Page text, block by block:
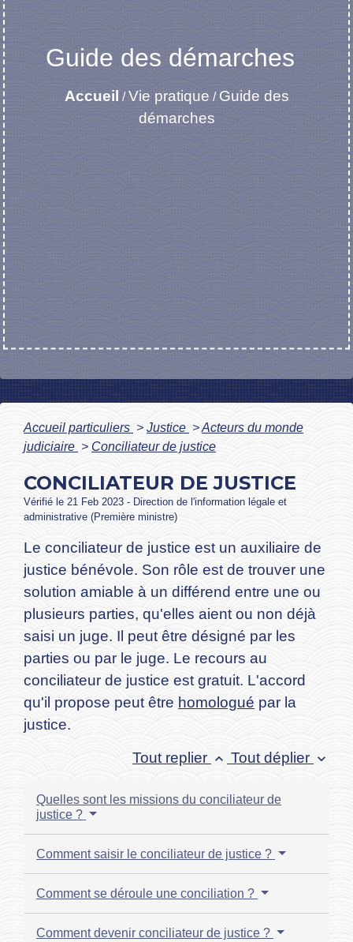
Guide des démarches
Accueil /Vie pratique / Guide des
démarches
Accueil particuliers > Justice >Acteurs du monde
judiciaire > Conciliateur de justice
CONCILIATEUR DE JUSTICE
Vérifié le 21 Feb 2023 - Direction de l'information légale et
administrative (Première ministre)
Le conciliateur de justice est un auxiliaire de
justice bénévole. Son rôle est de trouver une
solution amiable à un différend entre une ou
plusieurs parties, qu'elles aient ou non déjà
saisi un juge. Il peut être désigné par les
parties ou par le juge. Le recours au
conciliateur de justice est gratuit. L'accord
qu'il propose peut être homologué par la
justice.
Tout replier keyboard_arrow_up Tout déplier keyboard_arrow_down
Quelles sont les missions du conciliateur de
justice ?
Comment saisir le conciliateur de justice ?
Comment se déroule une conciliation ?
Comment devenir conciliateur de justice ?